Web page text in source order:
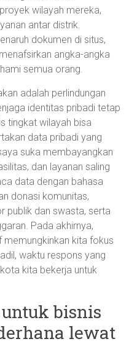
wilayah mereka,
antar distrik.
dokumen di situs,
angka-angka
semua orang.
adalah perlindungan
identitas pribadi tetap
tingkat wilayah bisa
data pribadi yang
suka membayangkan
dan layanan saling
data dengan bahasa
donasi komunitas,
publik dan swasta, serta
Pada akhirnya,
kita fokus
waktu respons yang
kita bekerja untuk
bisnis
lewat